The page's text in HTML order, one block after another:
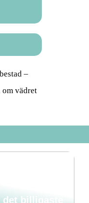
–
vädret
billigaste